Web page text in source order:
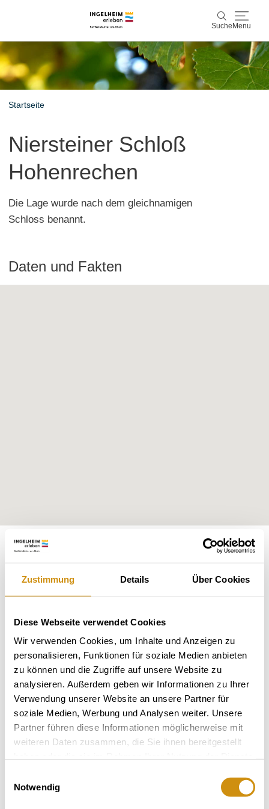
Zustimmung Details Über Cookies
Diese Webseite verwendet Cookies
Wir verwenden Cookies, um Inhalte und Anzeigen zu
personalisieren, Funktionen für soziale Medien anbieten
zu können und die Zugriffe auf unsere Website zu
analysieren. Außerdem geben wir Informationen zu Ihrer
Verwendung unserer Website an unsere Partner für
soziale Medien, Werbung und Analysen weiter. Unsere
Partner führen diese Informationen möglicherweise mit
weiteren Daten zusammen, die Sie ihnen bereitgestellt
Notwendig
Suche Menu
Suche
Entdecken & Erleben
Planen & Buchen
Leichte Sprache
Startseite
Niersteiner Schloß
Hohenrechen
Die Lage wurde nach dem gleichnamigen
Schloss benannt.
Daten und Fakten
Gemeinde:
Exposition:West
Einzellage: